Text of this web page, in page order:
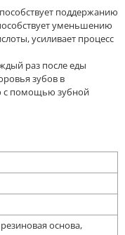
поддержанию
уменьшению
усиливает процесс
раз после еды
зубов в
с помощью зубной
основа,